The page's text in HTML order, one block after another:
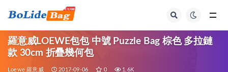
羅意威LOEWE包包 中號 Puzzle Bag 棕色 多拉鏈
款 30cm 折疊幾何包
Loewe 羅意威 2017-09-06 0 1.6K